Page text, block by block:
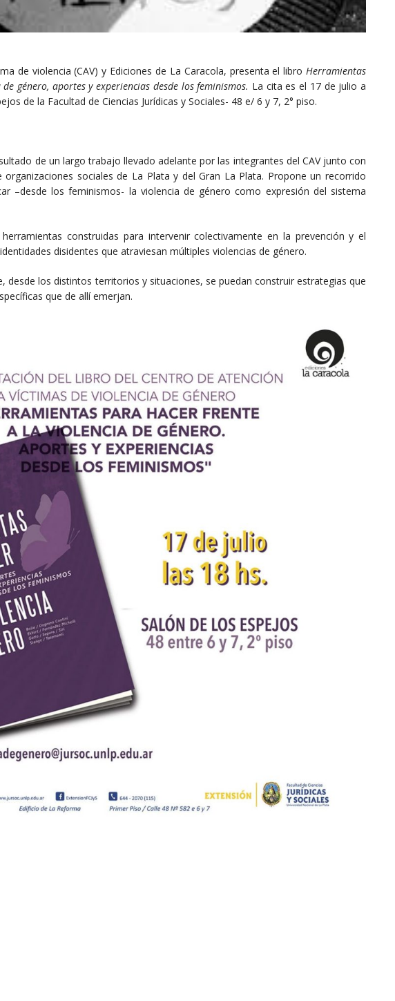
de violencia (CAV) y Ediciones de La Caracola, presenta el libro Herramientas
género, aportes y experiencias desde los feminismos. La cita es el 17 de julio a
de la Facultad de Ciencias Jurídicas y Sociales- 48 e/ 6 y 7, 2° piso.
de un largo trabajo llevado adelante por las integrantes del CAV junto con
sociales de La Plata y del Gran La Plata. Propone un recorrido
–desde los feminismos- la violencia de género como expresión del sistema
construidas para intervenir colectivamente en la prevención y el
disidentes que atraviesan múltiples violencias de género.
desde los distintos territorios y situaciones, se puedan construir estrategias que
que de allí emerjan.